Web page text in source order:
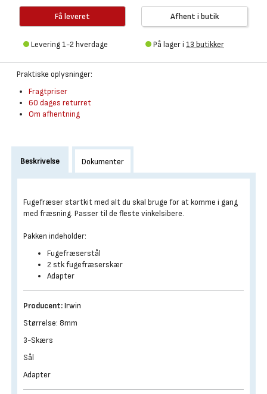
Få leveret
Levering 1-2 hverdage
Afhent i butik
På lager i 13 butikker
Praktiske oplysninger:
Fragtpriser
60 dages returret
Om afhentning
Beskrivelse Dokumenter
Fugefræser startkit med alt du skal bruge for at komme i gang
med fræsning. Passer til de fleste vinkelsibere.
Pakken indeholder:
Fugefræserstål
2 stk fugefræserskær
Adapter
Producent:Irwin
Størrelse: 8mm
3-Skærs
Sål
Adapter